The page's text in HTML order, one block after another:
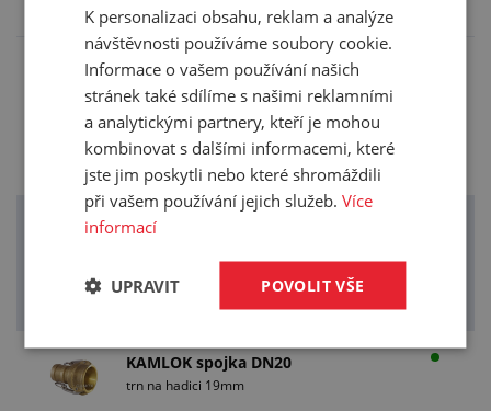
KAMLOK spojka DN20
vnější závit BSPT 3/4"
KAMLOK spojka DN20
Zobrazit cenu
KAMLOK spojka DN20
trn na hadici 19mm
K personalizaci obsahu, reklam a analýze
návštěvnosti používáme soubory cookie.
Informace o vašem používání našich
stránek také sdílíme s našimi reklamními
a analytickými partnery, kteří je mohou
kombinovat s dalšími informacemi, které
jste jim poskytli nebo které shromáždili
při vašem používání jejich služeb.Více
informací
POVOLIT VŠE
UPRAVIT